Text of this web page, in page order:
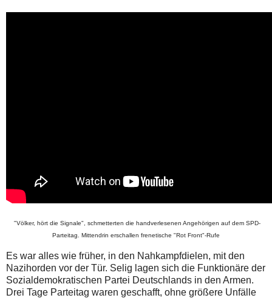
"Völker, hört die Signale", schmetterten die handverlesenen Angehörigen auf dem SPD-
Parteitag. Mittendrin erschallen frenetische "Rot Front"-Rufe
Es war alles wie früher, in den Nahkampfdielen, mit den
Nazihorden vor der Tür. Selig lagen sich die Funktionäre der
Sozialdemokratischen Partei Deutschlands in den Armen.
Drei Tage Parteitag waren geschafft, ohne größere Unfälle